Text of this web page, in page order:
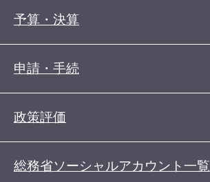
予算・決算
申請・手続
政策評価
総務省ソーシャルアカウント一覧